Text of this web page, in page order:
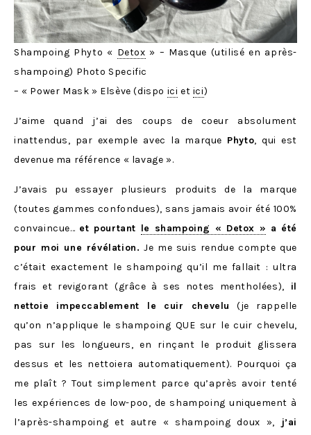
Shampoing Phyto « Detox » – Masque (utilisé en après-
shampoing) Photo Specific
– « Power Mask » Elsève (dispo ici et ici)
J’aime quand j’ai des coups de coeur absolument
inattendus, par exemple avec la marque Phyto, qui est
devenue ma référence « lavage ».
J’avais pu essayer plusieurs produits de la marque
(toutes gammes confondues), sans jamais avoir été 100%
convaincue… et pourtant le shampoing « Detox » a été
pour moi une révélation. Je me suis rendue compte que
c’était exactement le shampoing qu’il me fallait : ultra
frais et revigorant (grâce à ses notes mentholées), il
nettoie impeccablement le cuir chevelu
(je rappelle
qu’on n’applique le shampoing QUE sur le cuir chevelu,
pas sur les longueurs, en rinçant le produit glissera
dessus et les nettoiera automatiquement). Pourquoi ça
me plaît ? Tout simplement parce qu’après avoir tenté
les expériences de low-poo, de shampoing uniquement à
l’après-shampoing et autre « shampoing doux »,
j’ai